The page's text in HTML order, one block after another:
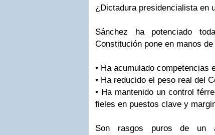
¿Dictadura presidencialista en
Sánchez ha potenciado
Constitución pone en manos
• Ha acumulado competencias
• Ha reducido el peso real del
• Ha mantenido un control
fieles en puestos clave y
Son rasgos puros de un